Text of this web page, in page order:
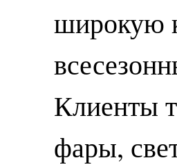
широкую
Клиенты
фары,